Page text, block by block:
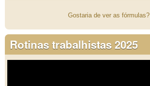
Gostaria de ver as fórmulas?
Rotinas trabalhistas 2025